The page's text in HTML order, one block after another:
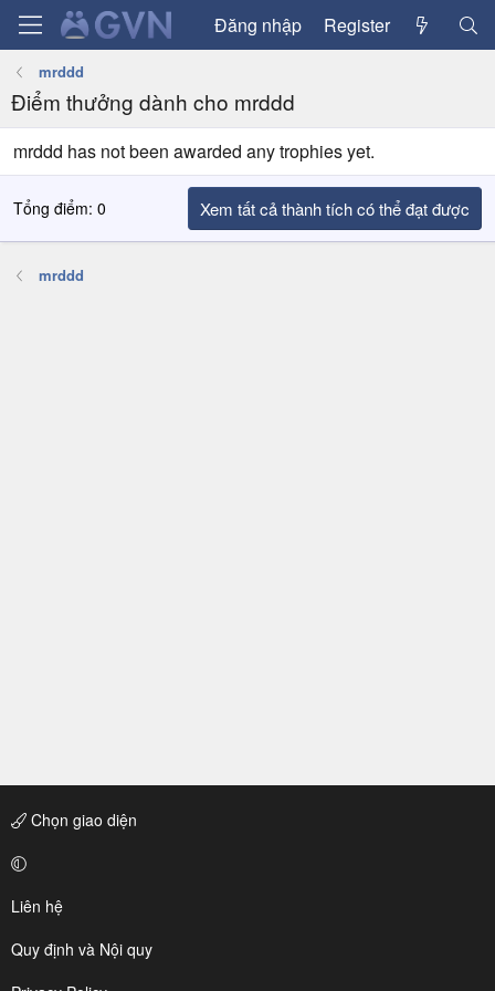
Đăng nhập Register
mrddd
Điểm thưởng dành cho mrddd
mrddd has not been awarded any trophies yet.
Tổng điểm: 0 Xem tất cả thành tích có thể đạt được
mrddd
Chọn giao diện
Liên hệ
Quy định và Nội quy